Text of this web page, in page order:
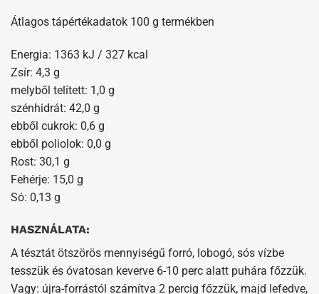
Átlagos tápértékadatok 100 g termékben
Energia: 1363 kJ / 327 kcal
Zsír: 4,3 g
melyből telített: 1,0 g
szénhidrát: 42,0 g
ebből cukrok: 0,6 g
ebből poliolok: 0,0 g
Rost: 30,1 g
Fehérje: 15,0 g
Só: 0,13 g
HASZNÁLATA:
A tésztát ötszörös mennyiségű forró, lobogó, sós vízbe
tesszük és óvatosan keverve 6-10 perc alatt puhára főzzük.
Vagy: újra-forrástól számítva 2 percig főzzük, majd lefedve,